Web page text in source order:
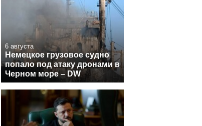
6 августа
Немецкое грузовое судно
попало под атаку дронами в
Черном море – DW